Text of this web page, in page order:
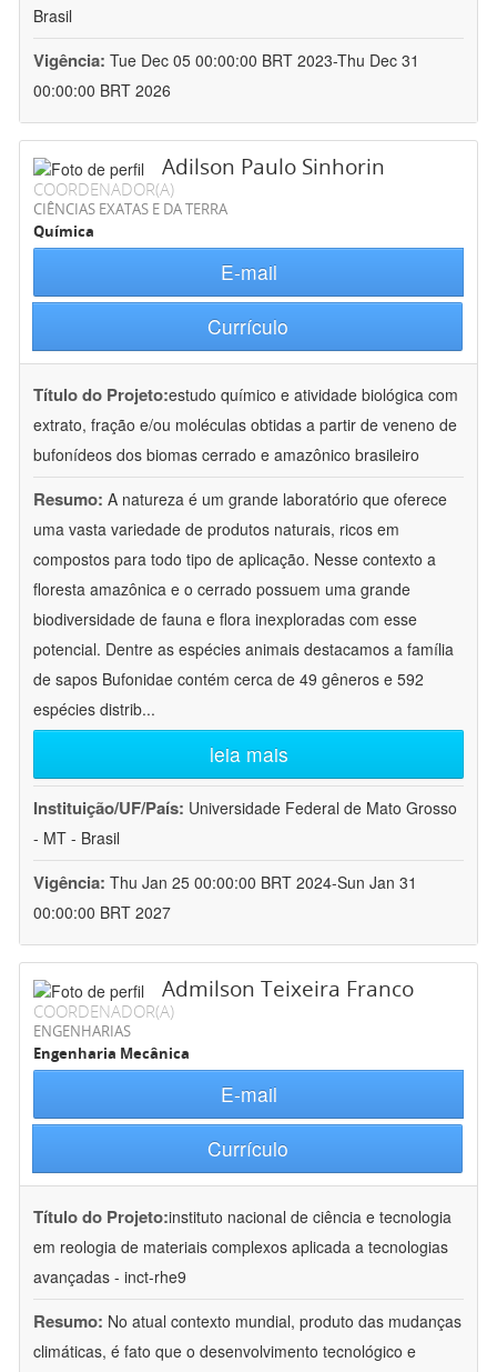
Brasil
Vigência: Tue Dec 05 00:00:00 BRT 2023-Thu Dec 31
00:00:00 BRT 2026
Adilson Paulo Sinhorin
COORDENADOR(A)
CIÊNCIAS EXATAS E DA TERRA
Química
E-mail
Currículo
Título do Projeto:estudo químico e atividade biológica com
extrato, fração e/ou moléculas obtidas a partir de veneno de
bufonídeos dos biomas cerrado e amazônico brasileiro
Resumo: A natureza é um grande laboratório que oferece
uma vasta variedade de produtos naturais, ricos em
compostos para todo tipo de aplicação. Nesse contexto a
floresta amazônica e o cerrado possuem uma grande
biodiversidade de fauna e flora inexploradas com esse
potencial. Dentre as espécies animais destacamos a família
de sapos Bufonidae contém cerca de 49 gêneros e 592
espécies distrib...
leia mais
Instituição/UF/País: Universidade Federal de Mato Grosso
- MT - Brasil
Vigência: Thu Jan 25 00:00:00 BRT 2024-Sun Jan 31
00:00:00 BRT 2027
Admilson Teixeira Franco
COORDENADOR(A)
ENGENHARIAS
Engenharia Mecânica
E-mail
Currículo
Título do Projeto:instituto nacional de ciência e tecnologia
em reologia de materiais complexos aplicada a tecnologias
avançadas - inct-rhe9
Resumo: No atual contexto mundial, produto das mudanças
climáticas, é fato que o desenvolvimento tecnológico e